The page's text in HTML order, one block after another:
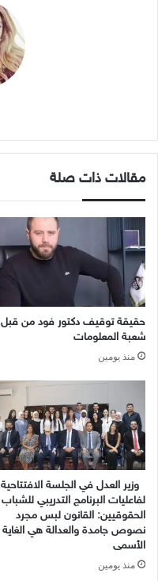
مقالات ذات صلة
حقيقة توقيف دكتور فود من قبل
شعبة المعلومات
منذ يومين
وزير العدل في الجلسة الافتتاحية
لفاعليات البرنامج التدريبي للشباب
الحقوقيين: القانون لبس مجرد
نصوص جامدة والعدالة هي الغاية
الأسمى
منذ يومين